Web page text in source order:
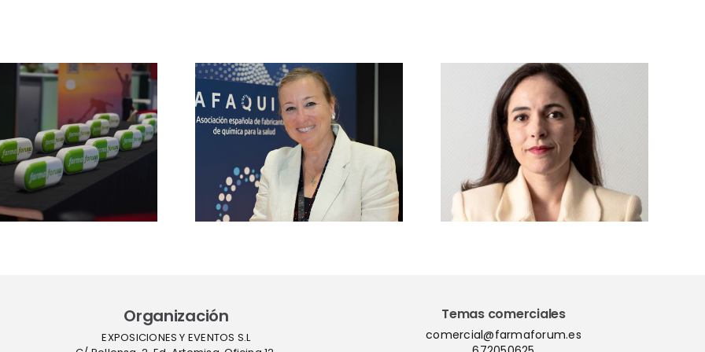
Entrevista a Mila
Jové, directora de
APIsforum 2026:
“Sin producción
local de APIs, no
hay verdadera
autonomía
Ansuategui,
directora de
Cannabisforum
2026:
«analizaremos los
retos del nuevo
Real Decreto junto
a reguladores,
Vetforum 2026
analizará las
claves de la
regulación
europea, GMP y
farmacovigilancia
veterinaria
Organización
EXPOSICIONES Y EVENTOS S.L
Temas comerciales
comercial@farmaforum.es